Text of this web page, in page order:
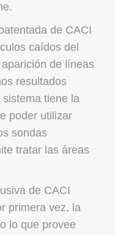
de CACI
caídos del
de líneas
resultados
tiene la
poder utilizar
sondas
tratar las áreas
de CACI
primera vez, la
lo que provee